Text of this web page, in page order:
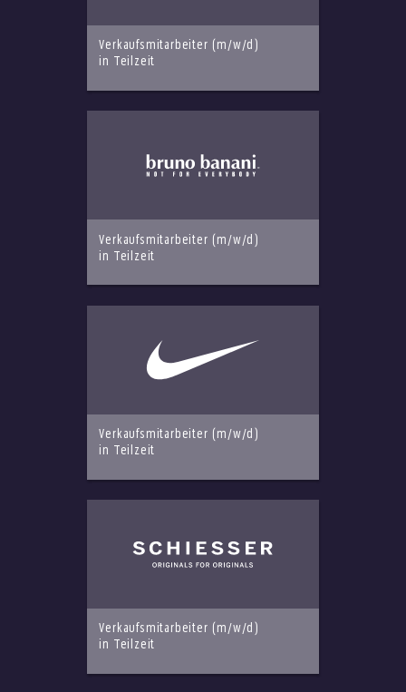
Verkaufsmitarbeiter (m/w/d)
in Teilzeit
Verkaufsmitarbeiter (m/w/d)
in Teilzeit
Verkaufsmitarbeiter (m/w/d)
in Teilzeit
Verkaufsmitarbeiter (m/w/d)
in Teilzeit